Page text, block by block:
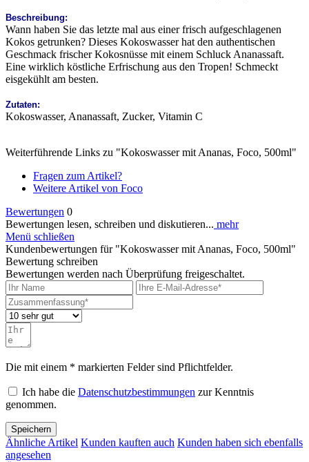
Beschreibung:
Wann haben Sie das letzte mal aus einer frisch aufgeschlagenen
Kokos getrunken? Dieses Kokoswasser hat den authentischen
Geschmack frischer Kokosnüsse mit einem Schluck Ananassaft.
Eine wirklich köstliche Erfrischung aus den Tropen! Schmeckt
eisgekühlt am besten.
Zutaten:
Kokoswasser, Ananassaft, Zucker, Vitamin C
Weiterführende Links zu "Kokoswasser mit Ananas, Foco, 500ml"
Fragen zum Artikel?
Weitere Artikel von Foco
Bewertungen 0
Bewertungen lesen, schreiben und diskutieren... mehr
Menü schließen
Kundenbewertungen für "Kokoswasser mit Ananas, Foco, 500ml"
Bewertung schreiben
Bewertungen werden nach Überprüfung freigeschaltet.
Die mit einem * markierten Felder sind Pflichtfelder.
Ich habe die Datenschutzbestimmungen zur Kenntnis
genommen.
Speichern
Ähnliche Artikel Kunden kauften auch Kunden haben sich ebenfalls
angesehen